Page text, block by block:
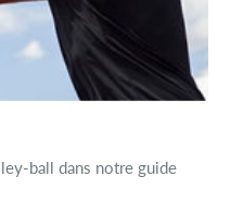
ball dans notre guide